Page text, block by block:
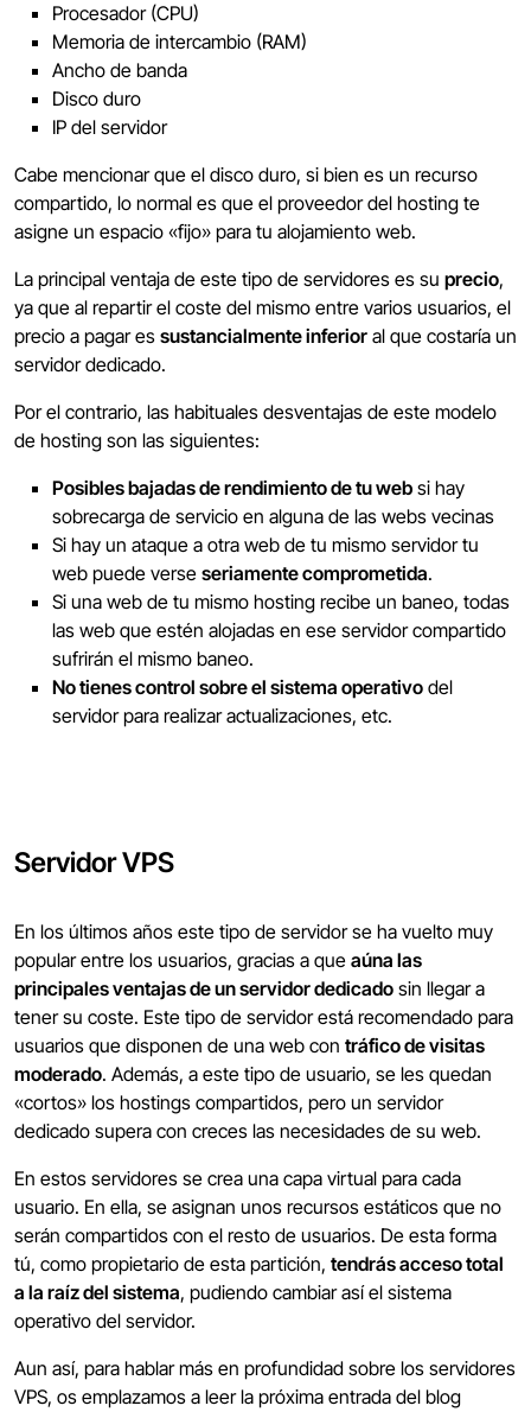
Procesador (CPU)
Memoria de intercambio (RAM)
Ancho de banda
Disco duro
IP del servidor
Cabe mencionar que el disco duro, si bien es un recurso
compartido, lo normal es que el proveedor del hosting te
asigne un espacio «fijo» para tu alojamiento web.
La principal ventaja de este tipo de servidores es su precio,
ya que al repartir el coste del mismo entre varios usuarios, el
precio a pagar es sustancialmente inferior al que costaría un
servidor dedicado.
Por el contrario, las habituales desventajas de este modelo
de hosting son las siguientes:
Posibles bajadas de rendimiento de tu web si hay
sobrecarga de servicio en alguna de las webs vecinas
Si hay un ataque a otra web de tu mismo servidor tu
web puede verse seriamente comprometida.
Si una web de tu mismo hosting recibe un baneo, todas
las web que estén alojadas en ese servidor compartido
sufrirán el mismo baneo.
No tienes control sobre el sistema operativo del
servidor para realizar actualizaciones, etc.
Servidor VPS
En los últimos años este tipo de servidor se ha vuelto muy
popular entre los usuarios, gracias a que aúna las
principales ventajas de un servidor dedicado sin llegar a
tener su coste. Este tipo de servidor está recomendado para
usuarios que disponen de una web con tráfico de visitas
moderado. Además, a este tipo de usuario, se les quedan
«cortos» los hostings compartidos, pero un servidor
dedicado supera con creces las necesidades de su web.
En estos servidores se crea una capa virtual para cada
usuario. En ella, se asignan unos recursos estáticos que no
serán compartidos con el resto de usuarios. De esta forma
tú, como propietario de esta partición, tendrás acceso total
a la raíz del sistema, pudiendo cambiar así el sistema
operativo del servidor.
Aun así, para hablar más en profundidad sobre los servidores
VPS, os emplazamos a leer la próxima entrada del blog